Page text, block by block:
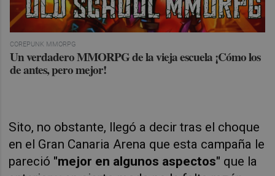
COREPUNK MMORPG
Un verdadero MMORPG de la vieja escuela ¡Cómo los
de antes, pero mejor!
Sito, no obstante, llegó a decir tras el choque
en el Gran Canaria Arena que esta campaña le
pareció "mejor en algunos aspectos" que la